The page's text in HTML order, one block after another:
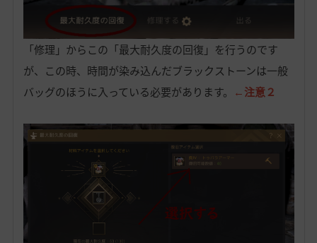
「修理」からこの「最大耐久度の回復」を行うのです
が、この時、時間が染み込んだブラックストーンは一般
バッグのほうに入っている必要があります。 ←注意２